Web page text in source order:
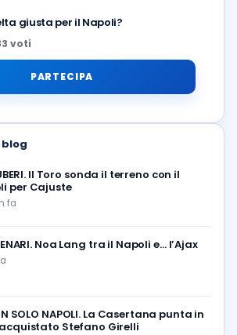
giusta per il Napoli?
voti
PARTECIPA
Il Toro sonda il terreno con il
per Cajuste
fa
Noa Lang tra il Napoli e… l’Ajax
SOLO NAPOLI. La Casertana punta in
Stefano Girelli